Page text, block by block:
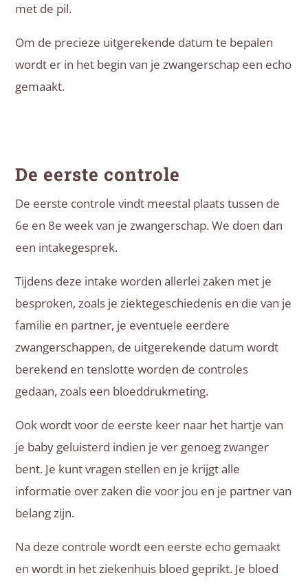
met de pil.
Om de precieze uitgerekende datum te bepalen
wordt er in het begin van je zwangerschap een echo
gemaakt.
De eerste controle
De eerste controle vindt meestal plaats tussen de
6e en 8e week van je zwangerschap. We doen dan
een intakegesprek.
Tijdens deze intake worden allerlei zaken met je
besproken, zoals je ziektegeschiedenis en die van je
familie en partner, je eventuele eerdere
zwangerschappen, de uitgerekende datum wordt
berekend en tenslotte worden de controles
gedaan, zoals een bloeddrukmeting.
Ook wordt voor de eerste keer naar het hartje van
je baby geluisterd indien je ver genoeg zwanger
bent. Je kunt vragen stellen en je krijgt alle
informatie over zaken die voor jou en je partner van
belang zijn.
Na deze controle wordt een eerste echo gemaakt
en wordt in het ziekenhuis bloed geprikt. Je bloed